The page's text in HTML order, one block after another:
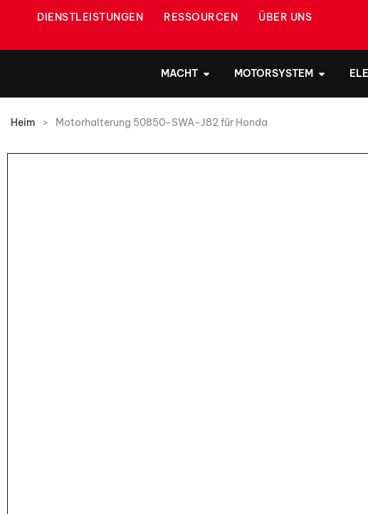
DIENSTLEISTUNGEN RESSOURCEN ÜBER UNS
MACHT MOTORSYSTEM
Heim > Motorhalterung 50850-SWA-J82 für Honda